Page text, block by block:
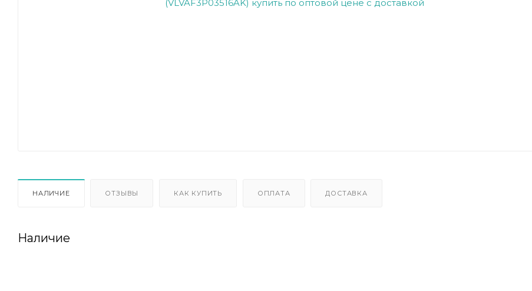
НАЛИЧИЕ ОТЗЫВЫ КАК КУПИТЬ ОПЛАТА ДОСТАВКА
Наличие